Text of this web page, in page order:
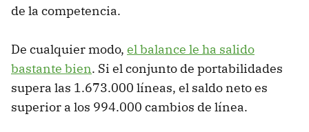
de la competencia.
De cualquier modo, el balance le ha salido
bastante bien. Si el conjunto de portabilidades
supera las 1.673.000 líneas, el saldo neto es
superior a los 994.000 cambios de línea.